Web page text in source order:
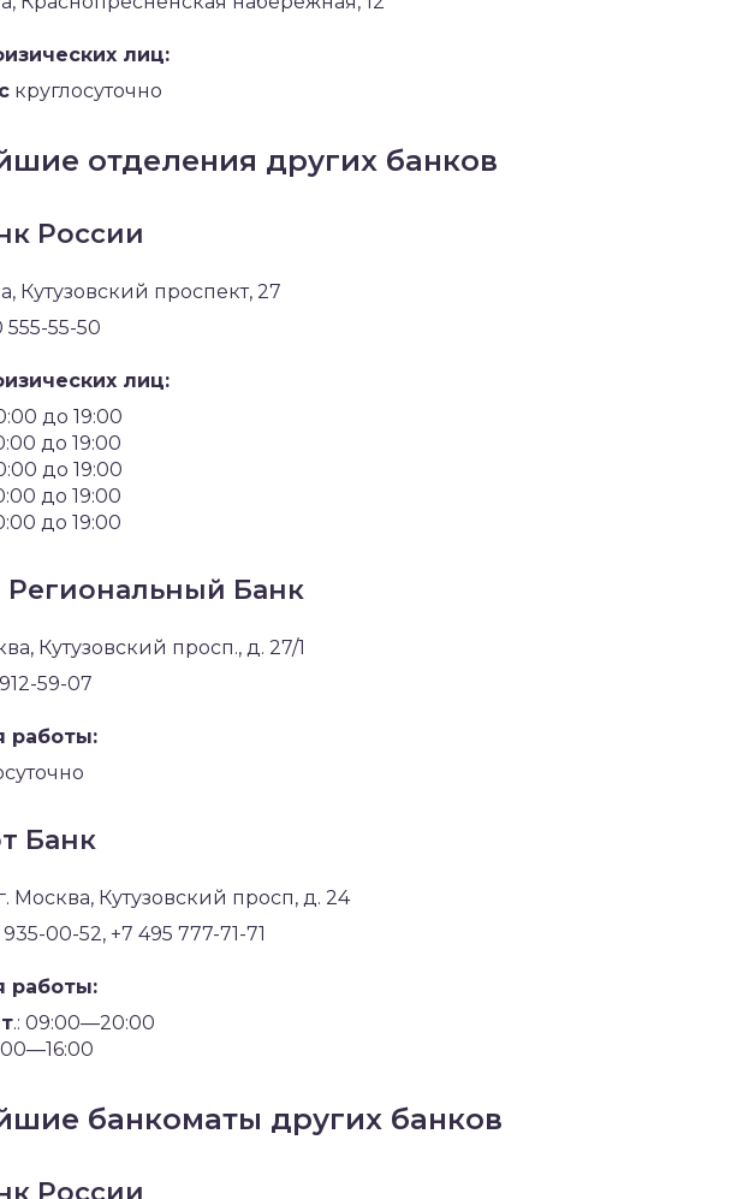
лиц:
круглосуточно
отделения других банков
России
Кутузовский проспект, 27
555-55-50
лиц:
до 19:00
до 19:00
до 19:00
до 19:00
до 19:00
Банк
Кутузовский просп., д. 27/1
59-07
работы:
Банк
г. Москва, Кутузовский просп, д. 24
00-52, +7 495 777-71-71
работы:
.: 09:00—20:00
банкоматы других банков
России